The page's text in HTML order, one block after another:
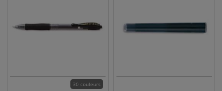
30 couleurs